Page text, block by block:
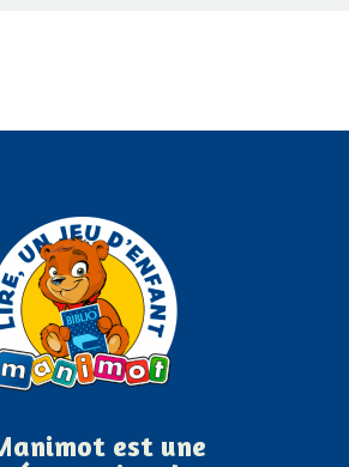
est une